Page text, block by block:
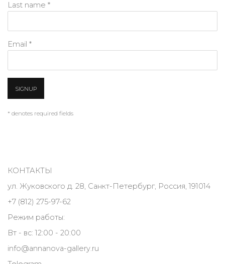
Last name *
Email *
SIGNUP
* denotes required fields
КОНТАКТЫ
ул. Жуковского д. 28, Санкт-Петербург, Россия, 191014
+7 (812) 275-97-62
Режим работы:
Вт - вс: 12:00 - 20:00
info@annanova-gallery.ru